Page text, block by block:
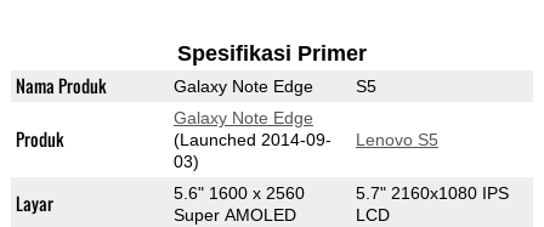
Spesifikasi Primer
Nama Produk Galaxy Note Edge S5
Produk
Galaxy Note Edge
(Launched 2014-09-
03)
Lenovo S5
Layar
5.6" 1600 x 2560
Super AMOLED
5.7" 2160x1080 IPS
LCD